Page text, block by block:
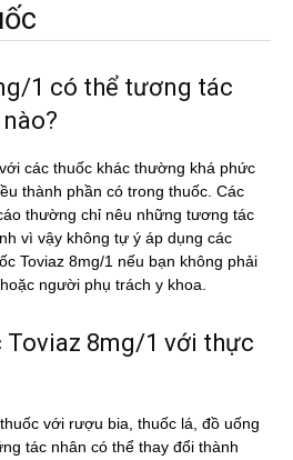
1 có thể tương tác
các thuốc khác thường khá phức
thành phần có trong thuốc. Các
thường chỉ nêu những tương tác
vì vậy không tự ý áp dụng các
Toviaz 8mg/1 nếu bạn không phải
người phụ trách y khoa.
8mg/1 với thực
với rượu bia, thuốc lá, đồ uống
tác nhân có thể thay đổi thành